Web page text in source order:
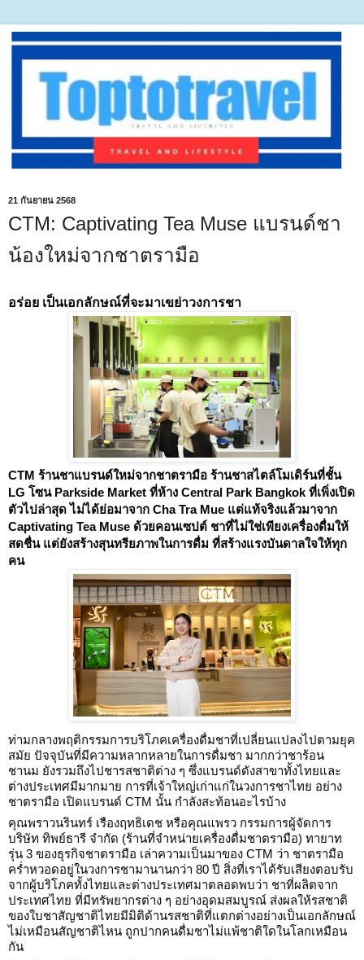
21 กันยายน 2568
CTM: Captivating Tea Muse แบรนด์ชา
น้องใหม่จากชาตรามือ
อร่อย เป็นเอกลักษณ์ที่จะมาเขย่าวงการชา
CTM ร้านชาแบรนด์ใหม่จากชาตรามือ ร้านชาสไตล์โมเดิร์นที่ชั้น
LG โซน Parkside Market ที่ห้าง Central Park Bangkok ที่เพิ่งเปิด
ตัวไปล่าสุด ไม่ได้ย่อมาจาก Cha Tra Mue แต่แท้จริงแล้วมาจาก
Captivating Tea Muse ด้วยคอนเซปต์ ชาที่ไม่ใช่เพียงเครื่องดื่มให้
สดชื่น แต่ยังสร้างสุนทรียภาพในการดื่ม ที่สร้างแรงบันดาลใจให้ทุก
คน
ท่ามกลางพฤติกรรมการบริโภคเครื่องดื่มชาที่เปลี่ยนแปลงไปตามยุค
สมัย ปัจจุบันที่มีความหลากหลายในการดื่มชา มากกว่าชาร้อน
ชานม ยังรวมถึงไปชารสชาติต่าง ๆ ซึ่งแบรนด์ดังสาขาทั้งไทยและ
ต่างประเทศมีมากมาย การที่เจ้าใหญ่เก่าแก่ในวงการชาไทย อย่าง
ชาตรามือ เปิดแบรนด์ CTM นั้น กำลังสะท้อนอะไรบ้าง
คุณพราวนรินทร์ เรืองฤทธิเดช หรือคุณแพรว กรรมการผู้จัดการ
บริษัท ทิพย์ธารี จำกัด (ร้านที่จำหน่ายเครื่องดื่มชาตรามือ) ทายาท
รุ่น 3 ของธุรกิจชาตรามือ เล่าความเป็นมาของ CTM ว่า ชาตรามือ
คร่ำหวอดอยู่ในวงการชามานานกว่า 80 ปี สิ่งที่เราได้รับเสียงตอบรับ
จากผู้บริโภคทั้งไทยและต่างประเทศมาตลอดพบว่า ชาที่ผลิตจาก
ประเทศไทย ที่มีทรัพยากรต่าง ๆ อย่างอุดมสมบูรณ์ ส่งผลให้รสชาติ
ของใบชาสัญชาติไทยมีมิติด้านรสชาติที่แตกต่างอย่างเป็นเอกลักษณ์
ไม่เหมือนสัญชาติไหน ถูกปากคนดื่มชาไม่แพ้ชาติใดในโลกเหมือน
กัน